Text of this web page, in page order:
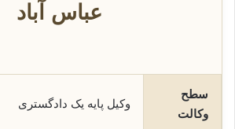
عباس آباد
سطح
وکالت
وکیل پایه یک دادگستری